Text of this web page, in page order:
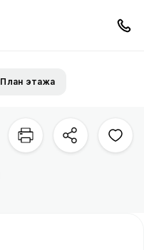
План этажа